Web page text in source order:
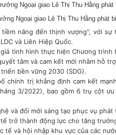
Ngoại giao Lê Thị Thu Hằng phát
năng đến thịnh vượng", với
và Liên Hiệp Quốc.
tình hình thực hiện Chương
tâm và cam kết mới nhằm hỗ
bền vững 2030 (SDG).
chính trị khẳng định cam kết
3/2022), bao gồm 6 trụ cột
và đổi mới sáng tạo phục vụ
trở thành động lực cho tăng
tế và hội nhập khu vực của các